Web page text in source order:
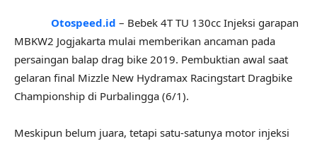
Otospeed.id – Bebek 4T TU 130cc Injeksi garapan
MBKW2 Jogjakarta mulai memberikan ancaman pada
persaingan balap drag bike 2019. Pembuktian awal saat
gelaran final Mizzle New Hydramax Racingstart Dragbike
Championship di Purbalingga (6/1).
Meskipun belum juara, tetapi satu-satunya motor injeksi